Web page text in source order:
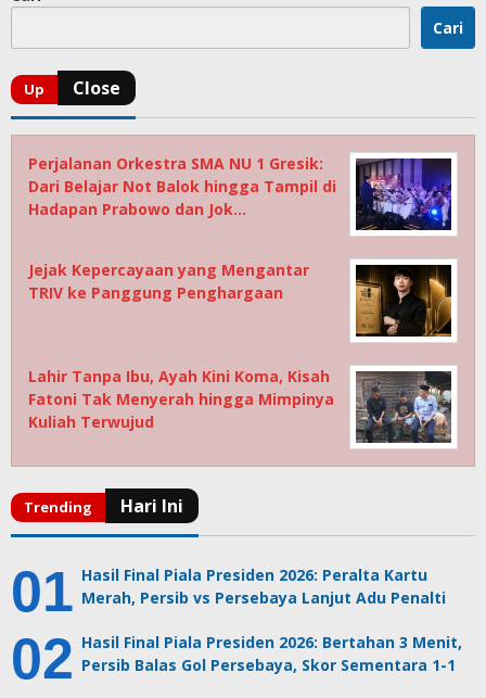
Cari
Perjalanan Orkestra SMA NU 1 Gresik:
Dari Belajar Not Balok hingga Tampil di
Hadapan Prabowo dan Jok…
Jejak Kepercayaan yang Mengantar
TRIV ke Panggung Penghargaan
Lahir Tanpa Ibu, Ayah Kini Koma, Kisah
Fatoni Tak Menyerah hingga Mimpinya
Kuliah Terwujud
Hasil Final Piala Presiden 2026: Peralta Kartu
Merah, Persib vs Persebaya Lanjut Adu Penalti
Hasil Final Piala Presiden 2026: Bertahan 3 Menit,
Persib Balas Gol Persebaya, Skor Sementara 1-1